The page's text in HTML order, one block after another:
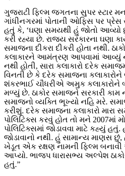
ગુજરાટી ફિલ્મ જગતના સુપર સ્ટાર
ગાંધીનગરમાં પોતાની ઓફિસ પર
હતું કે, ‘ઘણા સમયથી હું જોતો આવ્યો
કરી રહ્યા છે. રાજ્ય સરકારના ઘણા
સમાજના દીકરા દીકરી હોતા નથી.
કલાકારને આમંત્રણ આપવામાં આવ્યું
નથી હોતી, સારા કલાકારો દરેક
વિનતી છે કે દરેક સમાજના કલાકારોને
શંકરભાઈ ચૌધરીએ અમુક કલાકારોને
મળ્યું છે. ઠાકોર સમાજને સરકારી કામ
સમાજનો વ્યક્તિ ભૂખ્યો નહિ મરે.
કરીશું. દરેક સમાજના કલાકારો મારા
પોલિટિક્સ કરવું હોત તો મને
પોલિટિક્સમાં જોડાવવા માટે કહ્યું
જોડાવાનો નથી. હું સામાન્ય માણસ
ખેડૂત એક રક્ષણ નામની ફિલ્મ બનાવી
આપ્યો. ભાજપ ધારાસભ્ય અલ્પેશ
હતું.”